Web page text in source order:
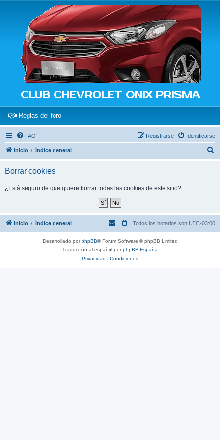
CLUB CHEVROLET ONIX PRISMA
Reglas del foro(Opens a new tab)
FAQ Identificarse
Registrarse
Inicio Índice general
Borrar cookies
¿Está seguro de que quiere borrar todas las cookies de este sitio?
Inicio Índice general Todos los horarios son UTC-03:00
Desarrollado porphpBB® Forum Software © phpBB Limited
Traducción al español porphpBB España
Privacidad | Condiciones